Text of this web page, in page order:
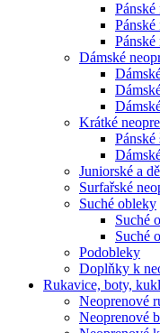
Dámské
Krátké
Pánské
Juniorské a
Surfařské
Suché obleky
Suché
Suché
Podobleky
Doplňky k
Rukavice, boty,
Neoprenové
Neoprenové